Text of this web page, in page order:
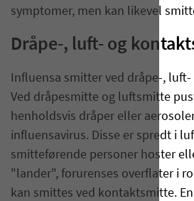
symptomer, men kan likevel
Dråpe-, luft- og
Influensa smitter ved dråpe-,
Ved dråpesmitte og luftsmitte
henholdsvis dråper eller
influensavirus. Disse er spredt i
smitteførende personer hoster
"lander", forurenses overflater i
kan smittes ved kontaktsmitte.